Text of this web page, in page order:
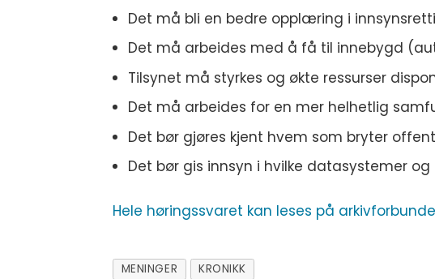
Det må bli en bedre opplæring i
Det må arbeides med å få til innebygd
Tilsynet må styrkes og økte ressurser
Det må arbeides for en mer helhetlig
Det bør gjøres kjent hvem som bryter
Det bør gis innsyn i hvilke datasystemer
Hele høringssvaret kan leses på
MENINGER KRONIKK